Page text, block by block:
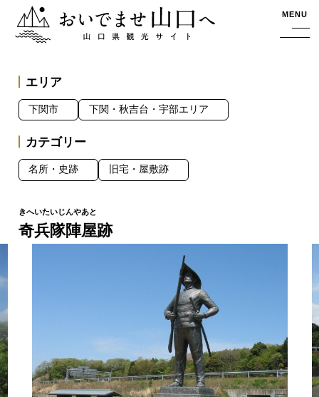
おいでませ山口へー山口県観光サイト MENU
奇兵隊陣屋跡
エリア
下関市 下関・秋吉台・宇部エリア
カテゴリー
名所・史跡 旧宅・屋敷跡